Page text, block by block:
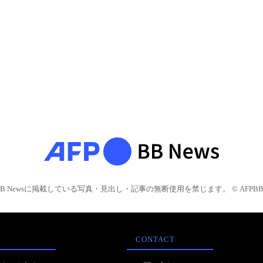
Newsに掲載している写真・見出し・記事の無断使用を禁じます。 © AFPBB
CONTACT